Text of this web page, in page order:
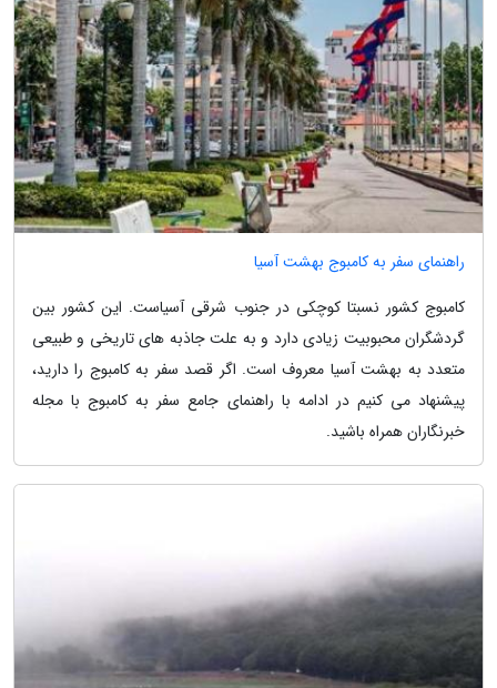
راهنمای سفر به کامبوج بهشت آسیا
کامبوج کشور نسبتا کوچکی در جنوب شرقی آسیاست. این کشور بین
گردشگران محبوبیت زیادی دارد و به علت جاذبه های تاریخی و طبیعی
متعدد به بهشت آسیا معروف است. اگر قصد سفر به کامبوج را دارید،
پیشنهاد می کنیم در ادامه با راهنمای جامع سفر به کامبوج با مجله
خبرنگاران همراه باشید.